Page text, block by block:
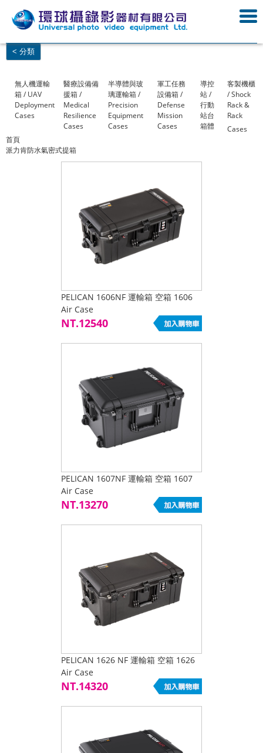
< 分類
無人機運輸
箱 / UAV
Deployment
Cases
醫療設備備
援箱 /
Medical
Resilience
Cases
半導體與玻
璃運輸箱 /
Precision
Equipment
Cases
軍工任務
設備箱 /
Defense
Mission
Cases
導控
站 /
行動
站台
箱體
客製機櫃
/ Shock
Rack &
Rack
Cases
首頁
派力肯防水氣密式提箱
PELICAN 1606NF 運輸箱 空箱 1606
Air Case
NT.12540
PELICAN 1607NF 運輸箱 空箱 1607
Air Case
NT.13270
PELICAN 1626 NF 運輸箱 空箱 1626
Air Case
NT.14320